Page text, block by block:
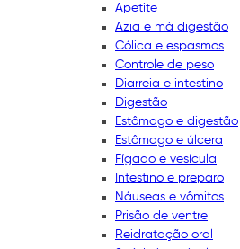
Apetite
Azia e má digestão
Cólica e espasmos
Controle de peso
Diarreia e intestino
Digestão
Estômago e digestão
Estômago e úlcera
Fígado e vesícula
Intestino e preparo
Náuseas e vômitos
Prisão de ventre
Reidratação oral